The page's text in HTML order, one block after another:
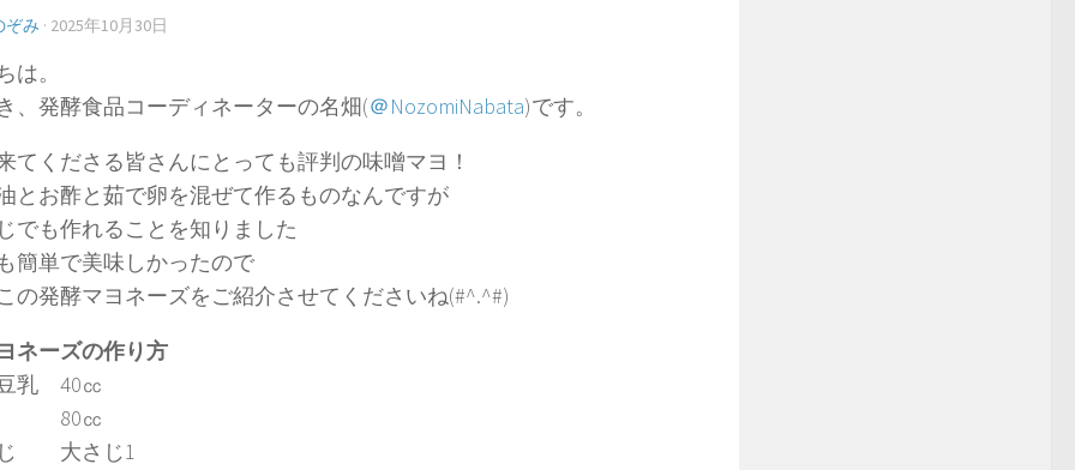
ぞみ · 2025年10月30日
は。
、発酵食品コーディネーターの名畑(＠NozomiNabata)です。
てくださる皆さんにとっても評判の味噌マヨ！
とお酢と茹で卵を混ぜて作るものなんですが
でも作れることを知りました
簡単で美味しかったので
の発酵マヨネーズをご紹介させてくださいね(#^.^#)
ネーズの作り方
乳 40㏄
㏄
じ 大さじ1